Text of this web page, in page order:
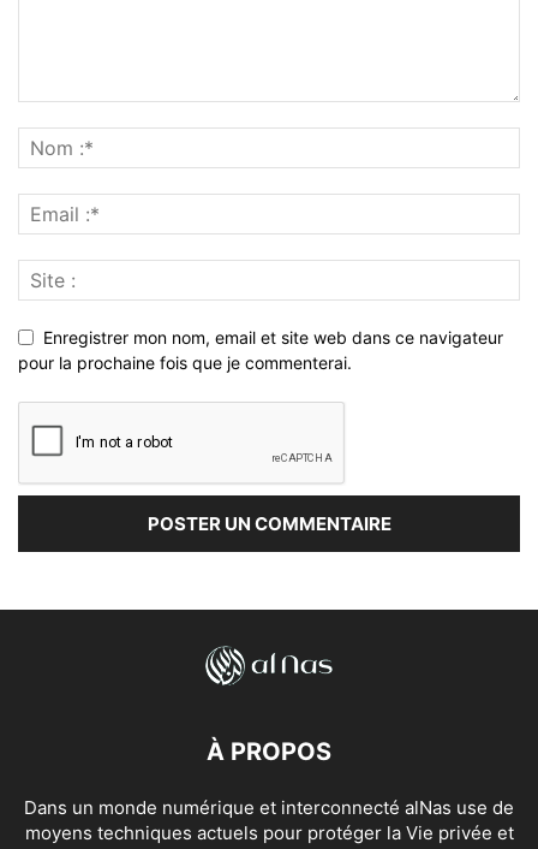
Enregistrer mon nom, email et site web dans ce navigateur
pour la prochaine fois que je commenterai.
À PROPOS
Dans un monde numérique et interconnecté alNas use de
moyens techniques actuels pour protéger la Vie privée et